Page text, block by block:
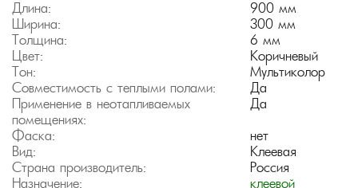
Длина:
900 мм
Ширина:
300 мм
Толщина:
6 мм
Цвет:
Коричневый
Тон:
Мультиколор
Совместимость с теплыми полами:
Да
Применение в неотапливаемых
помещениях:
Да
Фаска:
нет
Вид:
Клеевая
Страна производитель:
Россия
Назначение:
клеевой